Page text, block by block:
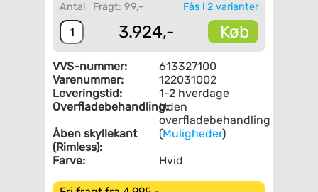
Fås i 2 varianter
Antal Fragt: 99,-
3.924,- Køb
VVS-nummer:
613327100
Varenummer:
122031002
Leveringstid:
1-2 hverdage
Overfladebehandling:Uden
overfladebehandling
Åben skyllekant
(Rimless):
(Muligheder)
Farve:
Hvid